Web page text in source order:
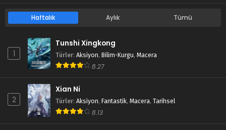
Haftalık Aylık Tümü
1
Tunshi Xingkong
Türler: Aksiyon, Bilim-Kurgu, Macera
8.27
2
Xian Ni
Türler: Aksiyon, Fantastik, Macera, Tarihsel
8.13